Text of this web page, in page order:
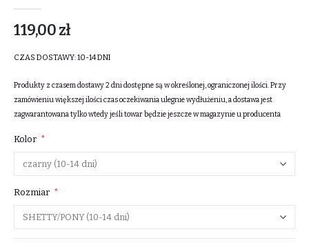
119,00 zł
CZAS DOSTAWY:10-14 DNI
Produkty z czasem dostawy 2 dni dostępne są w określonej, ograniczonej ilości. Przy
zamówieniu większej ilości czas oczekiwania ulegnie wydłużeniu, a dostawa jest
zagwarantowana tylko wtedy jeśli towar będzie jeszcze w magazynie u producenta
Kolor
Rozmiar